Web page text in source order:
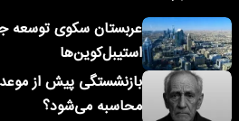
عربستان سکوی توسعه
استیبل‌کوین‌ها
بازنشستگی پیش از موعد
محاسبه می‌شود؟